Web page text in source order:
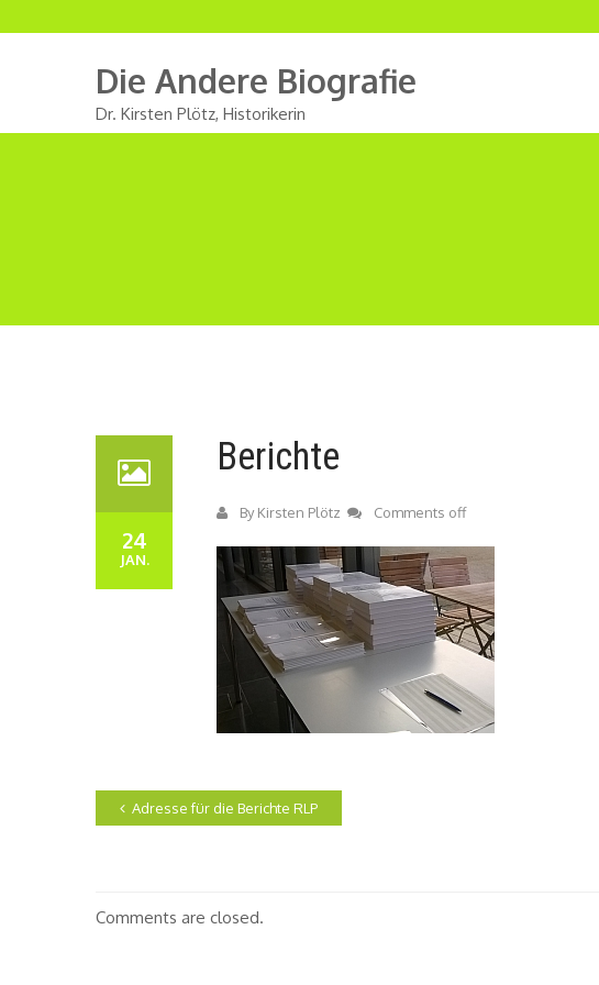
Die Andere Biografie
Dr. Kirsten Plötz, Historikerin
24
JAN.
Berichte
ByKirsten Plötz Comments off
Adresse für die Berichte RLP
Comments are closed.